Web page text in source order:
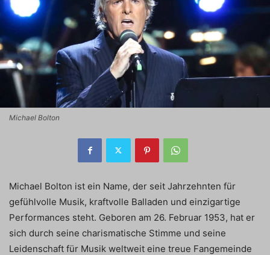
Michael Bolton
Michael Bolton ist ein Name, der seit Jahrzehnten für
gefühlvolle Musik, kraftvolle Balladen und einzigartige
Performances steht. Geboren am 26. Februar 1953, hat er
sich durch seine charismatische Stimme und seine
Leidenschaft für Musik weltweit eine treue Fangemeinde